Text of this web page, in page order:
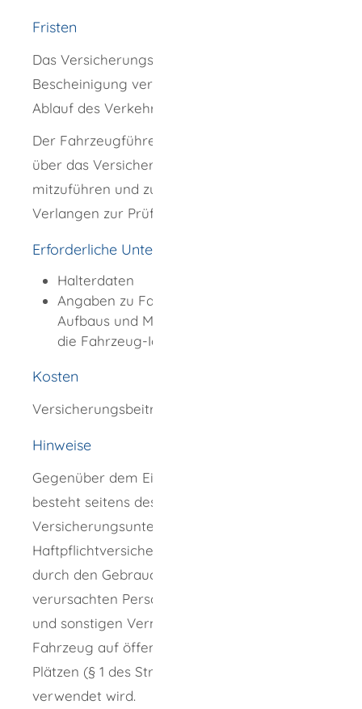
Fristen
Das Versicherungskennzeichen und die
Bescheinigung verlieren ihre Gültigkeit mit
Ablauf des Verkehrsjahres.
Der Fahrzeugführer hat die Bescheinigung
über das Versicherungskennzeichen
mitzuführen und zuständigen Personen auf
Verlangen zur Prüfung auszuhändigen.
Erforderliche Unterlagen
Halterdaten
Angaben zu Fahrzeugklasse, Art des
Aufbaus und Marke des Fahrzeugs sowie
die Fahrzeug-Identifizierungsnummer
Kosten
Versicherungsbeitrag
Hinweise
Gegenüber dem Eigentümer und dem Fahrer
besteht seitens des
Versicherungsunternehmens eine
Haftpflichtversicherung zur Deckung der
durch den Gebrauch des Fahrzeugs
verursachten Personenschäden, Sachschäden
und sonstigen Vermögensschäden, wenn das
Fahrzeug auf öffentlichen Wegen oder
Plätzen (§ 1 des Straßenverkehrsgesetzes)
verwendet wird.